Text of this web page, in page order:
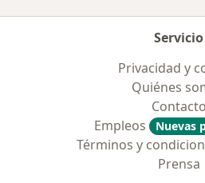
Servicio
Privacidad y
Quiénes
Contacto
Empleos
Nuevas
Términos y
Prensa